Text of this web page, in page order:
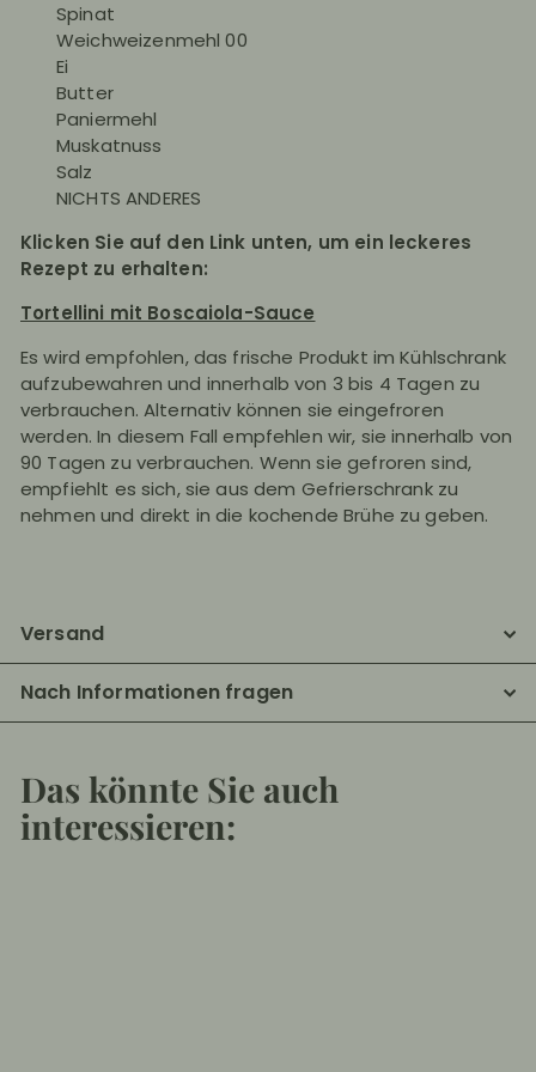
Spinat
Weichweizenmehl 00
Ei
Butter
Paniermehl
Muskatnuss
Salz
NICHTS ANDERES
Klicken Sie auf den Link unten, um ein leckeres
Rezept zu erhalten:
Tortellini mit Boscaiola-Sauce
Es wird empfohlen, das frische Produkt im Kühlschrank
aufzubewahren und innerhalb von 3 bis 4 Tagen zu
verbrauchen. Alternativ können sie eingefroren
werden. In diesem Fall empfehlen wir, sie innerhalb von
90 Tagen zu verbrauchen. Wenn sie gefroren sind,
empfiehlt es sich, sie aus dem Gefrierschrank zu
nehmen und direkt in die kochende Brühe zu geben.
Versand
Nach Informationen fragen
Das könnte Sie auch
interessieren: